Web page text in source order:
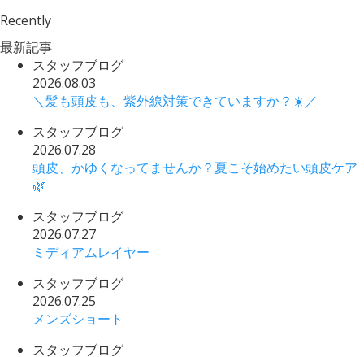
Recently
最新記事
スタッフブログ
2026.08.03
＼髪も頭皮も、紫外線対策できていますか？☀️／
スタッフブログ
2026.07.28
頭皮、かゆくなってませんか？夏こそ始めたい頭皮ケア
🌿
スタッフブログ
2026.07.27
ミディアムレイヤー
スタッフブログ
2026.07.25
メンズショート
スタッフブログ